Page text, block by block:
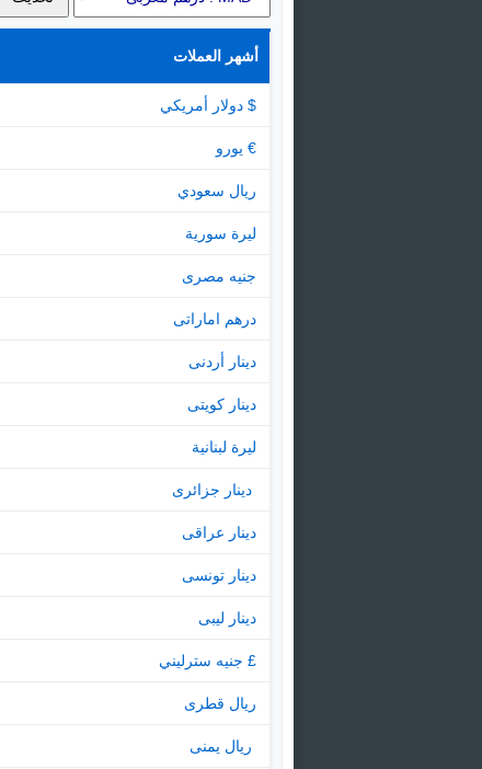
أشهر العملات
$ دولار أمريكي
€ يورو
ريال سعودي
ليرة سورية
جنيه مصرى
درهم اماراتى
دينار أردنى
دينار كويتى
ليرة لبنانية
‏ دينار جزائرى
دينار عراقى
دينار تونسى
دينار ليبى
£ جنيه سترليني
ريال قطرى
‏ ريال يمنى